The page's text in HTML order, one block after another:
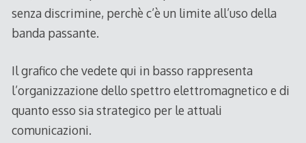
senza discrimine, perchè c’è un limite all’uso della
banda passante.
Il grafico che vedete qui in basso rappresenta
l’organizzazione dello spettro elettromagnetico e di
quanto esso sia strategico per le attuali
comunicazioni.